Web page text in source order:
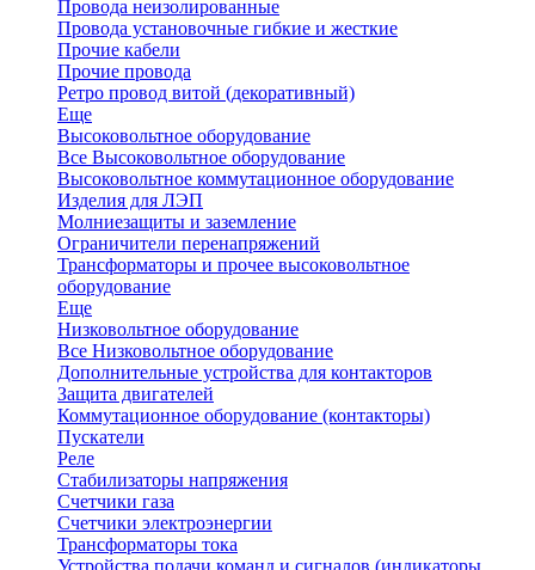
Провода неизолированные
Провода установочные гибкие и жесткие
Прочие кабели
Прочие провода
Ретро провод витой (декоративный)
Еще
Высоковольтное оборудование
Все Высоковольтное оборудование
Высоковольтное коммутационное оборудование
Изделия для ЛЭП
Молниезащиты и заземление
Ограничители перенапряжений
Трансформаторы и прочее высоковольтное
оборудование
Еще
Низковольтное оборудование
Все Низковольтное оборудование
Дополнительные устройства для контакторов
Защита двигателей
Коммутационное оборудование (контакторы)
Пускатели
Реле
Стабилизаторы напряжения
Счетчики газа
Счетчики электроэнергии
Трансформаторы тока
Устройства подачи команд и сигналов (индикаторы,